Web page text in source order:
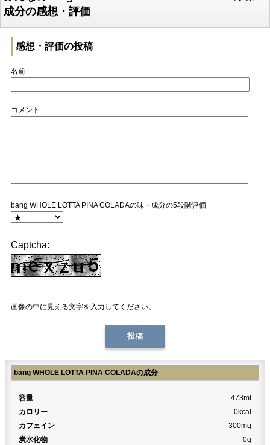
成分の感想・評価
感想・評価の投稿
名前
コメント
bang WHOLE LOTTA PINA COLADAの味・成分の5段階評価
Captcha:
画像の中に見える文字を入力してください。
bang WHOLE LOTTA PINA COLADAの成分
容量
473ml
カロリー
0kcal
カフェイン
300mg
炭水化物
0g